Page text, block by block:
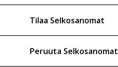
Tilaa Selkosanomat
Peruuta Selkosanomat